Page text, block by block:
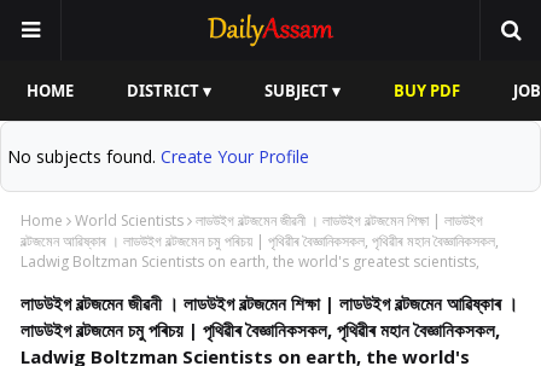
HOME DISTRICT ▾ SUBJECT ▾ BUY PDF
No subjects found. Create Your Profile
Home World Scientists লাডউইগ বল্টজমেন জীৱনী । লাডউইগ বল্টজমেন শিক্ষা | লাডউইগ
বল্টজমেন আৱিষ্কাৰ । লাডউইগ বল্টজমেন চমু পৰিচয় | পৃথিৱীৰ বৈজ্ঞানিকসকল, পৃথিৱীৰ মহান বৈজ্ঞানিকসকল,
Ladwig Boltzman Scientists on earth, the world's greatest scientists,
লাডউইগ বল্টজমেন জীৱনী । লাডউইগ বল্টজমেন শিক্ষা | লাডউইগ বল্টজমেন আৱিষ্কাৰ ।
লাডউইগ বল্টজমেন চমু পৰিচয় | পৃথিৱীৰ বৈজ্ঞানিকসকল, পৃথিৱীৰ মহান বৈজ্ঞানিকসকল,
Ladwig Boltzman Scientists on earth, the world's